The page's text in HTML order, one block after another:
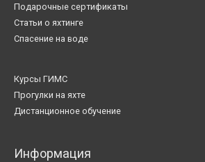
Подарочные сертификаты
Статьи о яхтинге
Спасение на воде
Курсы ГИМС
Прогулки на яхте
Дистанционное обучение
Информация